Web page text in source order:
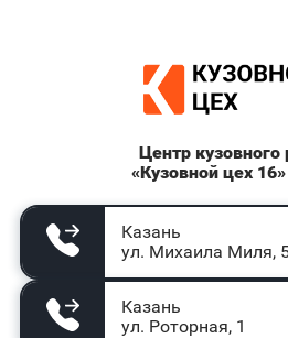
Центр кузовного
«Кузовной цех
Казань
ул. Михаила Миля,
Казань
ул. Роторная, 1